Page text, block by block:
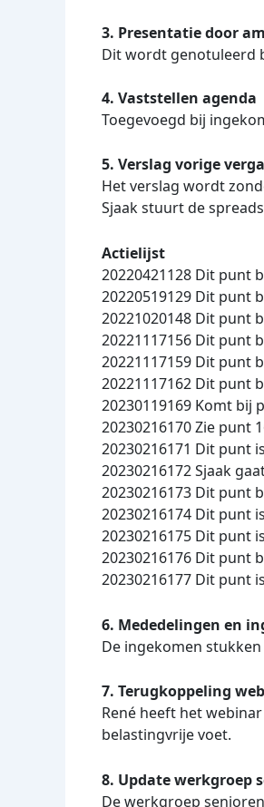
3. Presentatie door
Dit wordt genotuleerd
4. Vaststellen agenda
Toegevoegd bij
5. Verslag vorige
Het verslag wordt
Sjaak stuurt de
Actielijst
20220421128 Dit punt
20220519129 Dit punt
20221020148 Dit punt
20221117156 Dit punt
20221117159 Dit punt
20221117162 Dit punt
20230119169 Komt bij
20230216170 Zie punt
20230216171 Dit punt
20230216172 Sjaak
20230216173 Dit punt
20230216174 Dit punt
20230216175 Dit punt
20230216176 Dit punt
20230216177 Dit punt
6. Mededelingen en
De ingekomen
7. Terugkoppeling
René heeft het
belastingvrije voet.
8. Update werkgroep
De werkgroep